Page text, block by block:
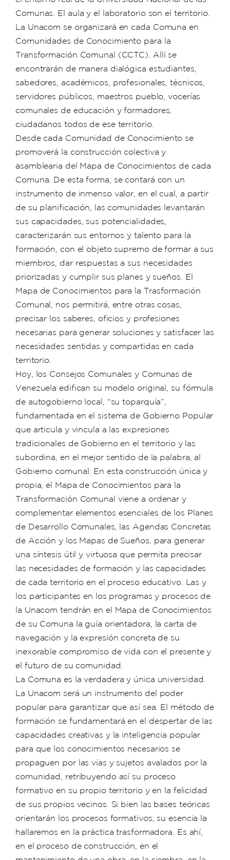
Comunas. El aula y el laboratorio son el territorio.
La Unacom se organizará en cada Comuna en
Comunidades de Conocimiento para la
Transformación Comunal (CCTC). Allí se
encontrarán de manera dialógica estudiantes,
sabedores, académicos, profesionales, técnicos,
servidores públicos, maestros pueblo, vocerías
comunales de educación y formadores,
ciudadanos todos de ese territorio.
Desde cada Comunidad de Conocimiento se
promoverá la construcción colectiva y
asamblearia del Mapa de Conocimientos de cada
Comuna. De esta forma, se contará con un
instrumento de inmenso valor, en el cual, a partir
de su planificación, las comunidades levantarán
sus capacidades, sus potencialidades,
caracterizarán sus entornos y talento para la
formación, con el objeto supremo de formar a sus
miembros, dar respuestas a sus necesidades
priorizadas y cumplir sus planes y sueños. El
Mapa de Conocimientos para la Trasformación
Comunal, nos permitirá, entre otras cosas,
precisar los saberes, oficios y profesiones
necesarias para generar soluciones y satisfacer las
necesidades sentidas y compartidas en cada
territorio.
Hoy, los Consejos Comunales y Comunas de
Venezuela edifican su modelo original, su fórmula
de autogobierno local, “su toparquía”,
fundamentada en el sistema de Gobierno Popular
que articula y vincula a las expresiones
tradicionales de Gobierno en el territorio y las
subordina, en el mejor sentido de la palabra, al
Gobierno comunal. En esta construcción única y
propia, el Mapa de Conocimientos para la
Transformación Comunal viene a ordenar y
complementar elementos esenciales de los Planes
de Desarrollo Comunales, las Agendas Concretas
de Acción y los Mapas de Sueños, para generar
una síntesis útil y virtuosa que permita precisar
las necesidades de formación y las capacidades
de cada territorio en el proceso educativo. Las y
los participantes en los programas y procesos de
la Unacom tendrán en el Mapa de Conocimientos
de su Comuna la guía orientadora, la carta de
navegación y la expresión concreta de su
inexorable compromiso de vida con el presente y
el futuro de su comunidad.
La Comuna es la verdadera y única universidad.
La Unacom será un instrumento del poder
popular para garantizar que así sea. El método de
formación se fundamentará en el despertar de las
capacidades creativas y la inteligencia popular
para que los conocimientos necesarios se
propaguen por las vías y sujetos avalados por la
comunidad, retribuyendo así su proceso
formativo en su propio territorio y en la felicidad
de sus propios vecinos. Si bien las bases teóricas
orientarán los procesos formativos, su esencia la
hallaremos en la práctica trasformadora. Es ahí,
en el proceso de construcción, en el